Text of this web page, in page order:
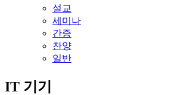
설교
세미나
간증
찬양
일반
IT 기기